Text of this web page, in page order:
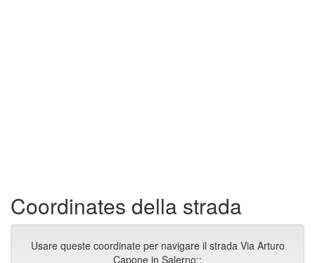
Coordinates della strada
Usare queste coordinate per navigare il strada Via Arturo
Capone in Salerno::